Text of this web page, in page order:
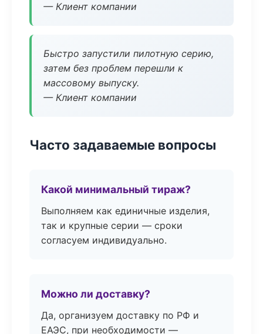
— Клиент компании
Быстро запустили пилотную серию,
затем без проблем перешли к
массовому выпуску.
— Клиент компании
Часто задаваемые вопросы
Какой минимальный тираж?
Выполняем как единичные изделия,
так и крупные серии — сроки
согласуем индивидуально.
Можно ли доставку?
Да, организуем доставку по РФ и
ЕАЭС, при необходимости —